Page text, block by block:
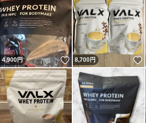
4,900円 いいね！
8,700円